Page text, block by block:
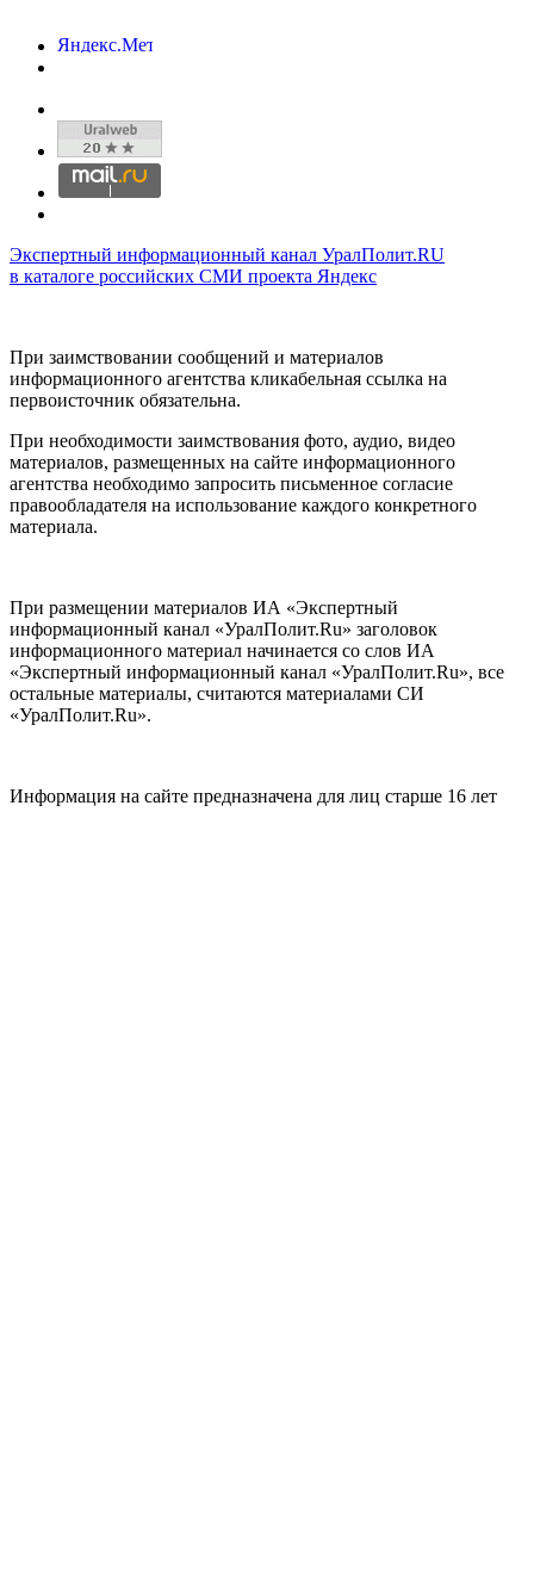
Экспертный информационный канал УралПолит.RU
в каталоге российских СМИ проекта Яндекс
При заимствовании сообщений и материалов
информационного агентства кликабельная ссылка на
первоисточник обязательна.
При необходимости заимствования фото, аудио, видео
материалов, размещенных на сайте информационного
агентства необходимо запросить письменное согласие
правообладателя на использование каждого конкретного
материала.
При размещении материалов ИА «Экспертный
информационный канал «УралПолит.Ru» заголовок
информационного материал начинается со слов ИА
«Экспертный информационный канал «УралПолит.Ru», все
остальные материалы, считаются материалами СИ
«УралПолит.Ru».
Информация на сайте предназначена для лиц старше 16 лет